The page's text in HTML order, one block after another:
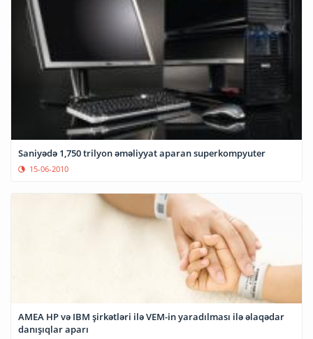
Saniyədə 1,750 trilyon əməliyyat aparan superkompyuter
15-06-2010
AMEA HP və IBM şirkətləri ilə VEM-in yaradılması ilə əlaqədar
danışıqlar aparı